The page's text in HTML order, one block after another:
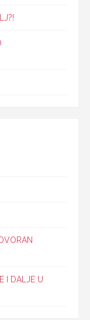
I DALJE U